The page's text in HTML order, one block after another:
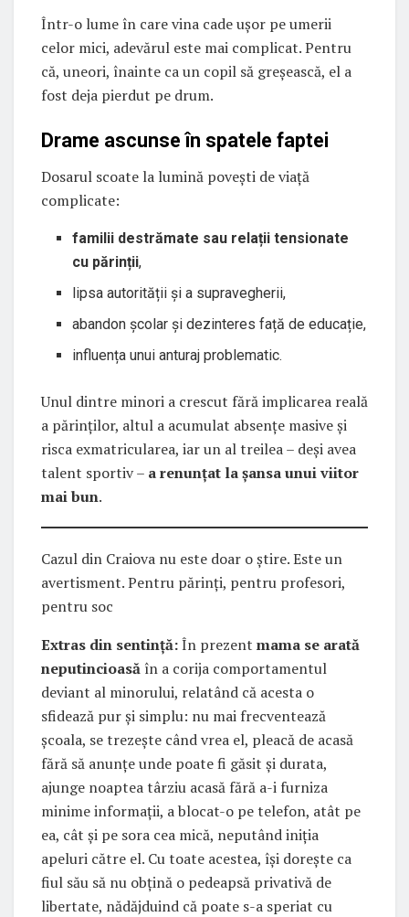
Într-o lume în care vina cade ușor pe umerii
celor mici, adevărul este mai complicat. Pentru
că, uneori, înainte ca un copil să greșească, el a
fost deja pierdut pe drum.
Drame ascunse în spatele faptei
Dosarul scoate la lumină povești de viață
complicate:
familii destrămate sau relații tensionate
cu părinții,
lipsa autorității și a supravegherii,
abandon școlar și dezinteres față de educație,
influența unui anturaj problematic.
Unul dintre minori a crescut fără implicarea reală
a părinților, altul a acumulat absențe masive și
risca exmatricularea, iar un al treilea – deși avea
talent sportiv – a renunțat la șansa unui viitor
mai bun.
Cazul din Craiova nu este doar o știre. Este un
avertisment. Pentru părinți, pentru profesori,
pentru soc
Extras din sentință:În prezent mama se arată
neputincioasă în a corija comportamentul
deviant al minorului, relatând că acesta o
sfidează pur și simplu: nu mai frecventează
școala, se trezește când vrea el, pleacă de acasă
fără să anunțe unde poate fi găsit și durata,
ajunge noaptea târziu acasă fără a-i furniza
minime informații, a blocat-o pe telefon, atât pe
ea, cât și pe sora cea mică, neputând iniția
apeluri către el. Cu toate acestea, își dorește ca
fiul său să nu obțină o pedeapsă privativă de
libertate, nădăjduind că poate s-a speriat cu